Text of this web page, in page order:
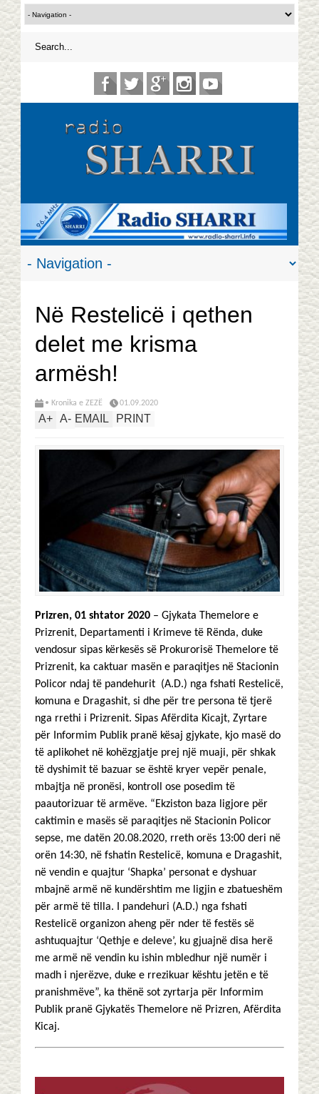
Në Restelicë i qethen
delet me krisma
armësh!
• Kronika e ZEZË 01.09.2020
A+ A- EMAIL PRINT
Prizren, 01 shtator 2020 – Gjykata Themelore e
Prizrenit, Departamenti i Krimeve të Rënda, duke
vendosur sipas kërkesës së Prokurorisë Themelore të
Prizrenit, ka caktuar masën e paraqitjes në Stacionin
Policor ndaj të pandehurit (A.D.) nga fshati Restelicë,
komuna e Dragashit, si dhe për tre persona të tjerë
nga rrethi i Prizrenit. Sipas Afërdita Kicajt, Zyrtare
për Informim Publik pranë kësaj gjykate, kjo masë do
të aplikohet në kohëzgjatje prej një muaji, për shkak
të dyshimit të bazuar se është kryer vepër penale,
mbajtja në pronësi, kontroll ose posedim të
paautorizuar të armëve. “Ekziston baza ligjore për
caktimin e masës së paraqitjes në Stacionin Policor
sepse, me datën 20.08.2020, rreth orës 13:00 deri në
orën 14:30, në fshatin Restelicë, komuna e Dragashit,
në vendin e quajtur ‘Shapka’ personat e dyshuar
mbajnë armë në kundërshtim me ligjin e zbatueshëm
për armë të tilla. I pandehuri (A.D.) nga fshati
Restelicë organizon aheng për nder të festës së
ashtuquajtur ‘Qethje e deleve’, ku gjuajnë disa herë
me armë në vendin ku ishin mbledhur një numër i
madh i njerëzve, duke e rrezikuar kështu jetën e të
pranishmëve”, ka thënë sot zyrtarja për Informim
Publik pranë Gjykatës Themelore në Prizren, Afërdita
Kicaj.